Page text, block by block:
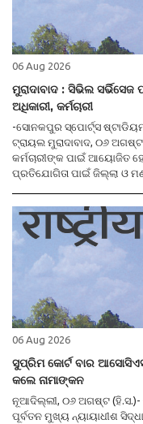
06 Aug 2026
ମୁରାଦାବାଦ : ସିଭିଲ
ଅଧିକାରୀ, କର୍ମଚାରୀ
-ସୋନକପୁର ସ୍ପୋର୍ଟ୍ସ
ଟ୍ରାୟଲ ମୁରାଦାବାଦ, ୦୬ ଅଗଷ୍ଟ (ହି.ସ.)- କ୍ରୀଡା ନିର୍ଦ୍ଦେଶାଳୟ ପକ୍ଷରୁ ସରକାରୀ
କର୍ମଚାରୀଙ୍କ ପାଇଁ ଆୟୋଜିତ
ପ୍ରତିଯୋଗିତା ପାଇଁ ଜିଲ୍ଲା ଓ
06 Aug 2026
ସୁପ୍ରିମ କୋର୍ଟ ବାର
କଲେ ନାମାଙ୍କନ
ନୂଆଦିଲ୍ଲୀ, ୦୬ ଅଗଷ୍ଟ (ହି.ସ.)- ବରିଷ୍ଠ ଓକିଲ ଏବଂ ମଣିପୁର ଉଚ୍ଚ ନ୍ୟାୟାଳୟର
ପୂର୍ବତନ ମୁଖ୍ୟ ନ୍ୟାୟାଧୀଶ